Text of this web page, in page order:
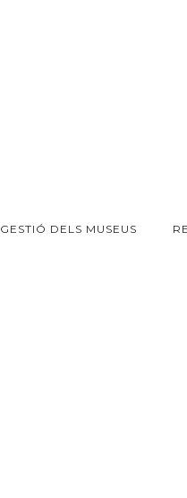
GESTIÓ DELS MUSEUS